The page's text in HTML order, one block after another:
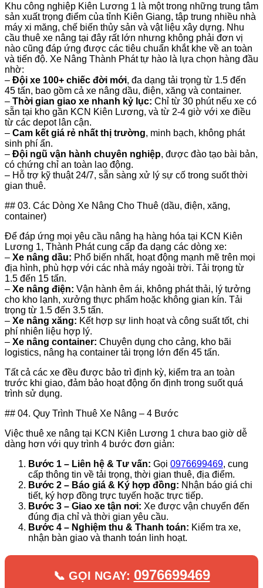
Khu công nghiệp Kiên Lương 1 là một trong những trung tâm
sản xuất trọng điểm của tỉnh Kiên Giang, tập trung nhiều nhà
máy xi măng, chế biến thủy sản và vật liệu xây dựng. Nhu
cầu thuê xe nâng tại đây rất lớn nhưng không phải đơn vị
nào cũng đáp ứng được các tiêu chuẩn khắt khe về an toàn
và tiến độ. Xe Nâng Thành Phát tự hào là lựa chọn hàng đầu
nhờ:
– Đội xe 100+ chiếc đời mới, đa dạng tải trọng từ 1.5 đến
45 tấn, bao gồm cả xe nâng dầu, điện, xăng và container.
– Thời gian giao xe nhanh kỷ lục: Chỉ từ 30 phút nếu xe có
sẵn tại kho gần KCN Kiên Lương, và từ 2-4 giờ với xe điều
từ các depot lân cận.
– Cam kết giá rẻ nhất thị trường, minh bạch, không phát
sinh phí ẩn.
– Đội ngũ vận hành chuyên nghiệp, được đào tạo bài bản,
có chứng chỉ an toàn lao động.
– Hỗ trợ kỹ thuật 24/7, sẵn sàng xử lý sự cố trong suốt thời
gian thuê.
## 03. Các Dòng Xe Nâng Cho Thuê (dầu, điện, xăng,
container)
Để đáp ứng mọi yêu cầu nâng hạ hàng hóa tại KCN Kiên
Lương 1, Thành Phát cung cấp đa dạng các dòng xe:
– Xe nâng dầu: Phổ biến nhất, hoạt động mạnh mẽ trên mọi
địa hình, phù hợp với các nhà máy ngoài trời. Tải trọng từ
1.5 đến 15 tấn.
– Xe nâng điện: Vận hành êm ái, không phát thải, lý tưởng
cho kho lạnh, xưởng thực phẩm hoặc không gian kín. Tải
trọng từ 1.5 đến 3.5 tấn.
– Xe nâng xăng: Kết hợp sự linh hoạt và công suất tốt, chi
phí nhiên liệu hợp lý.
– Xe nâng container: Chuyên dụng cho cảng, kho bãi
logistics, nâng hạ container tải trọng lớn đến 45 tấn.
Tất cả các xe đều được bảo trì định kỳ, kiểm tra an toàn
trước khi giao, đảm bảo hoạt động ổn định trong suốt quá
trình sử dụng.
## 04. Quy Trình Thuê Xe Nâng – 4 Bước
Việc thuê xe nâng tại KCN Kiên Lương 1 chưa bao giờ dễ
dàng hơn với quy trình 4 bước đơn giản:
Bước 1 – Liên hệ & Tư vấn: Gọi 0976699469, cung
cấp thông tin về tải trọng, thời gian thuê, địa điểm.
Bước 2 – Báo giá & Ký hợp đồng: Nhận báo giá chi
tiết, ký hợp đồng trực tuyến hoặc trực tiếp.
Bước 3 – Giao xe tận nơi: Xe được vận chuyển đến
đúng địa chỉ và thời gian yêu cầu.
Bước 4 – Nghiệm thu & Thanh toán: Kiểm tra xe,
nhận bàn giao và thanh toán linh hoạt.
📞 GỌI NGAY: 0976699469